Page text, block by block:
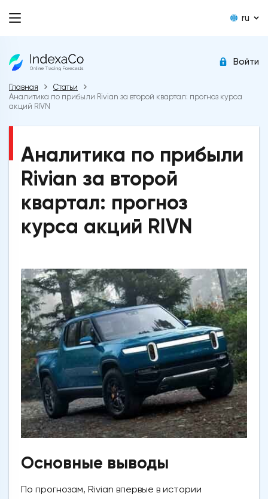
ru
Войти
Главная
Статьи
Аналитика по прибыли Rivian за второй квартал: прогноз курса
акций RIVN
Аналитика по прибыли
Rivian за второй
квартал: прогноз
курса акций RIVN
Основные выводы
По прогнозам, Rivian впервые в истории